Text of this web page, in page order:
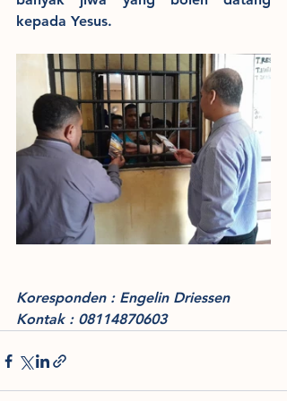
kepada Yesus.
Koresponden : Engelin Driessen
Kontak : 08114870603